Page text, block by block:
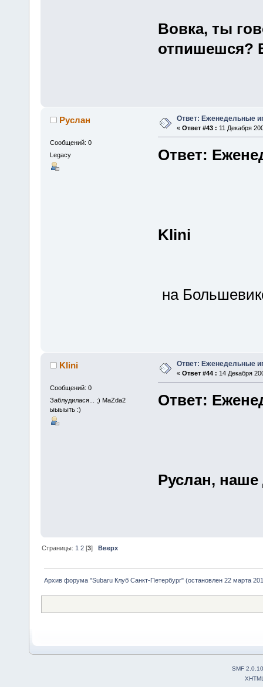
Вовка, ты
отпишешся?
Руслан
Сообщений: 0
Legacy
Ответ: Еженедельные
« Ответ #43 : 11 Декабря
Ответ:
Klini
на
Klini
Сообщений: 0
Заблудилася... ;) MaZda2
ыыыыть :)
Ответ: Еженедельные
« Ответ #44 : 14 Декабря
Ответ:
Руслан,
Страницы: 1 2 [3]Вверх
Архив форума "Subaru Клуб Санкт-Петербург" (остановлен 22 марта
SMF 2.0.10